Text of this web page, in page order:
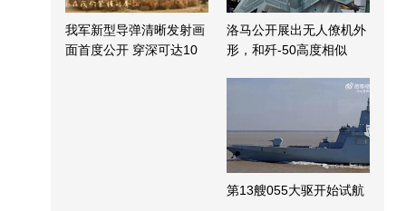
我军新型导弹清晰发射画
面首度公开 穿深可达10
洛马公开展出无人僚机外
形，和歼-50高度相似
第13艘055大驱开始试航